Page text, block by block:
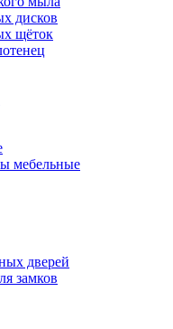
дисков
щёток
мебельные
дверей
замков